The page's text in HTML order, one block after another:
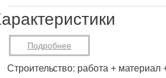
Подробнее
Строительство: работа + материал